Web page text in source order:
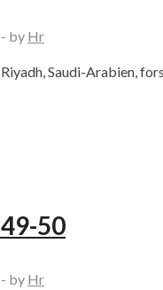
- by Hr
Riyadh, Saudi-
50
- by Hr